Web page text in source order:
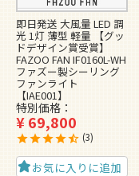
即日発送 大風量 LED 調
光 1灯 薄型 軽量 【グッ
ドデザイン賞受賞】
FAZOO FAN IF0160L-WH
ファズー製シーリング
ファンライト
【IAE001】
特別価格
¥69,800
3
お気に入りに追加